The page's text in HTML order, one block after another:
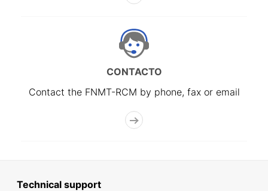
CONTACTO
Contact the FNMT-RCM by phone, fax or email
Technical support